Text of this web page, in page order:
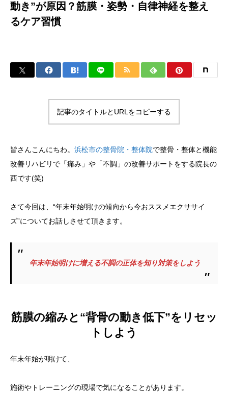
動き”が原因？筋膜・姿勢・自律神経を整え
るケア習慣
記事のタイトルとURLをコピーする
皆さんこんにちわ。 浜松市の整骨院・整体院で整骨・整体と機能
改善リハビリで「痛み」や「不調」の改善サポートをする院長の
西です(笑)
さて今回は、“年末年始明けの傾向から今おススメエクササイ
ズ”についてお話しさせて頂きます。
年末年始明けに増える不調の正体を知り対策をしよう
筋膜の縮みと“背骨の動き低下”をリセッ
トしよう
年末年始が明けて、
施術やトレーニングの現場で気になることがあります。